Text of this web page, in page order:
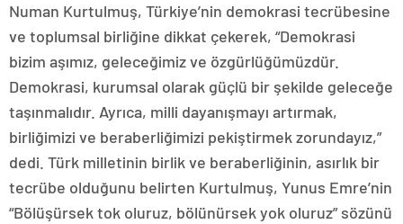
Numan Kurtulmuş, Türkiye’nin demokrasi tecrübesine
ve toplumsal birliğine dikkat çekerek, “Demokrasi
bizim aşımız, geleceğimiz ve özgürlüğümüzdür.
Demokrasi, kurumsal olarak güçlü bir şekilde geleceğe
taşınmalıdır. Ayrıca, milli dayanışmayı artırmak,
birliğimizi ve beraberliğimizi pekiştirmek zorundayız,”
dedi. Türk milletinin birlik ve beraberliğinin, asırlık bir
tecrübe olduğunu belirten Kurtulmuş, Yunus Emre’nin
“Bölüşürsek tok oluruz, bölünürsek yok oluruz” sözünü